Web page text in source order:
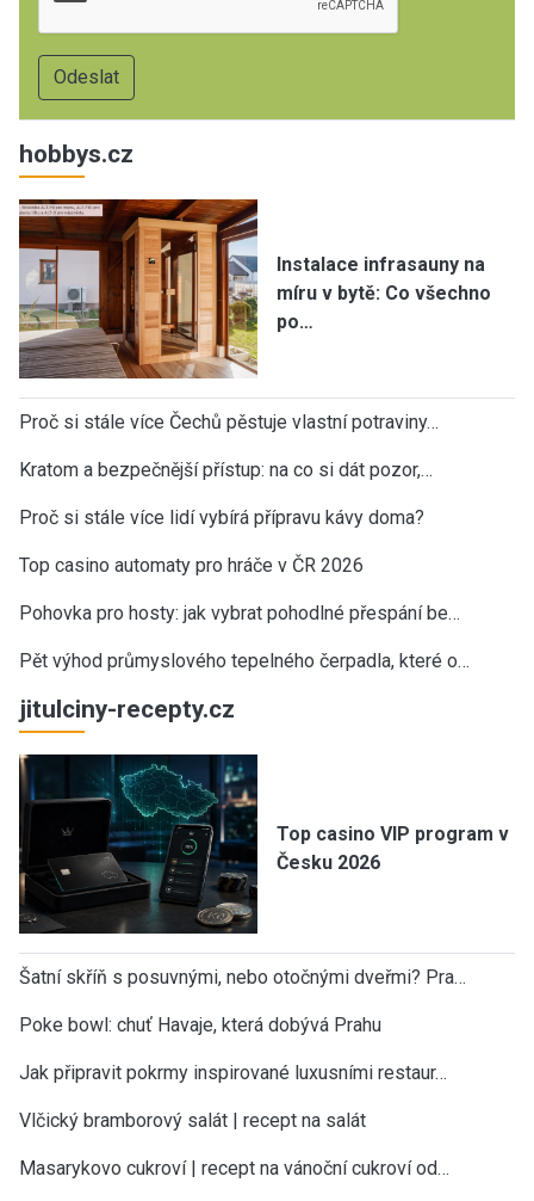
hobbys.cz
Instalace infrasauny na
míru v bytě: Co všechno
po…
Proč si stále více Čechů pěstuje vlastní potraviny…
Kratom a bezpečnější přístup: na co si dát pozor,…
Proč si stále více lidí vybírá přípravu kávy doma?
Top casino automaty pro hráče v ČR 2026
Pohovka pro hosty: jak vybrat pohodlné přespání be…
Pět výhod průmyslového tepelného čerpadla, které o…
jitulciny-recepty.cz
Top casino VIP program v
Česku 2026
Šatní skříň s posuvnými, nebo otočnými dveřmi? Pra…
Poke bowl: chuť Havaje, která dobývá Prahu
Jak připravit pokrmy inspirované luxusními restaur…
Vlčický bramborový salát | recept na salát
Masarykovo cukroví | recept na vánoční cukroví od…